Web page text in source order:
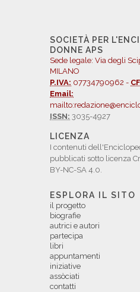
SOCIETÀ PER
DONNE APS
Sede legale: Via degli
MILANO
P.IVA: 07734790962 - CF
Email:
ISSN: 3035-4927
LICENZA
I contenuti
pubblicati sotto licenza
BY-NC-SA 4.0.
ESPLORA IL SITO
il progetto
biografie
autrici e autori
partecipa
libri
appuntamenti
iniziative
assòciati
contatti